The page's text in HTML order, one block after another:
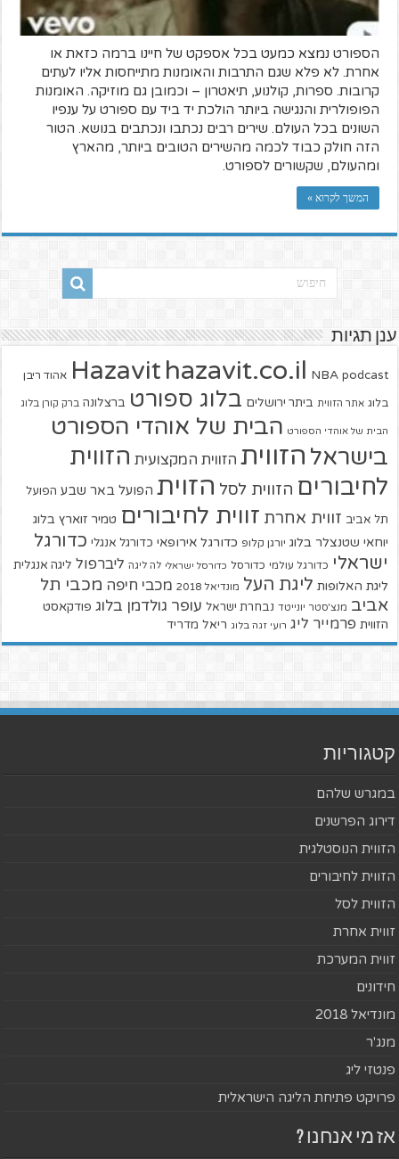
הספורט נמצא כמעט בכל אספקט של חיינו ברמה כזאת או
אחרת. לא פלא שגם התרבות והאומנות מתייחסות אליו לעתים
קרובות. ספרות, קולנוע, תיאטרון – וכמובן גם מוזיקה. האומנות
הפופולרית והנגישה ביותר הולכת יד ביד עם ספורט על ענפיו
השונים בכל העולם. שירים רבים נכתבו ונכתבים בנושא. הטור
הזה חולק כבוד לכמה מהשירים הטובים ביותר, מהארץ
ומהעולם, שקשורים לספורט.
המשך לקרוא »
ענן תגיות
Hazavit hazavit.co.il NBA podcast אהוד ריבן
בלוג אתר הזווית ביתר ירושלים בלוג ספורט ברצלונה ברק קורן בלוג
הבית של אוהדי הספורט הבית של אוהדי הספורט
בישראל הזווית הזווית המקצועית הזווית
לחיבורים הזווית לסל הזוית הפועל באר שבע הפועל
תל אביב זווית אחרת זווית לחיבורים טמיר זוארץ בלוג
יוחאי שטנצלר בלוג יורגן קלופ כדורגל אירופאי כדורגל אנגלי כדורגל
ישראלי כדורגל עולמי כדורסל כדורסל ישראלי לה ליגה ליברפול ליגה אנגלית
ליגת האלופות ליגת העל מונדיאל 2018 מכבי חיפה מכבי תל
אביב מנצ'סטר יונייטד נבחרת ישראל עופר גולדמן בלוג פודקאסט
הזווית פרמייר ליג רועי זגה בלוג ריאל מדריד
קטגוריות
במגרש שלהם
דירוג הפרשנים
הזווית הנוסטלגית
הזווית לחיבורים
הזווית לסל
זווית אחרת
זווית המערכת
חידונים
מונדיאל 2018
מנג'ר
פנטזי ליג
פרויקט פתיחת הליגה הישראלית
אז מי אנחנו ?